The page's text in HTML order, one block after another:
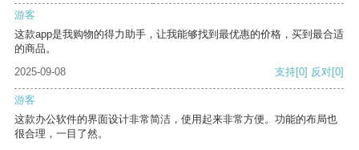
游客
这款app是我购物的得力助手，让我能够找到最优惠的价格，买到最合适
的商品。
2025-09-08
支持[0] 反对[0]
游客
这款办公软件的界面设计非常简洁，使用起来非常方便。功能的布局也
很合理，一目了然。